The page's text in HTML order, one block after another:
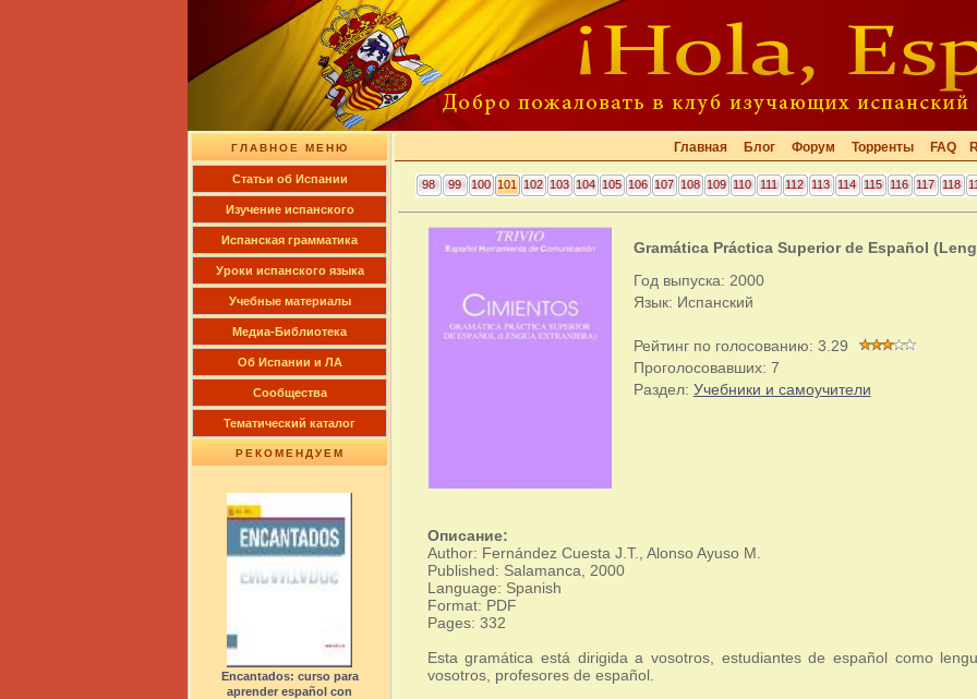
ГЛАВНОЕ МЕНЮ
Cтатьи об Испании
Изучение испанского
Испанская грамматика
Уроки испанского языка
Учебные материалы
Медиа-Библиотека
Об Испании и ЛА
Сообщества
Тематический каталог
РЕКОМЕНДУЕМ
Encantados: curso para
aprender español con
Главная Блог Форум Торренты FAQ
98 99 100 101 102 103 104 105 106 107 108 109 110 111 112 113 114 115 116 117 118
Gramática Práctica Superior de Español
Год выпуска: 2000
Язык: Испанский
Рейтинг по голосованию: 3.29
Проголосовавших: 7
Раздел: Учебники и самоучители
Описание:
Author: Fernández Cuesta J.T., Alonso Ayuso M.
Published: Salamanca, 2000
Language: Spanish
Format: PDF
Pages: 332
Esta gramática está dirigida a vosotros, estudiantes de español como
vosotros, profesores de español.